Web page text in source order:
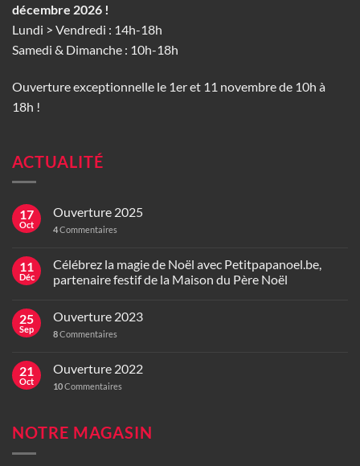
décembre 2026 !
Lundi > Vendredi : 14h-18h
Samedi & Dimanche : 10h-18h
Ouverture exceptionnelle le 1er et 11 novembre de 10h à
18h !
ACTUALITÉ
17
Oct
Ouverture 2025
4Commentaires
11
Déc
Célébrez la magie de Noël avec Petitpapanoel.be,
partenaire festif de la Maison du Père Noël
25
Sep
Ouverture 2023
8Commentaires
21
Oct
Ouverture 2022
10Commentaires
NOTRE MAGASIN